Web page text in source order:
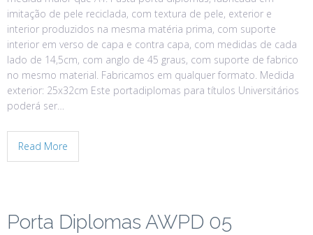
imitação de pele reciclada, com textura de pele, exterior e
interior produzidos na mesma matéria prima, com suporte
interior em verso de capa e contra capa, com medidas de cada
lado de 14,5cm, com anglo de 45 graus, com suporte de fabrico
no mesmo material. Fabricamos em qualquer formato. Medida
exterior: 25x32cm Este portadiplomas para títulos Universitários
poderá ser…
Read More
Porta Diplomas AWPD 05